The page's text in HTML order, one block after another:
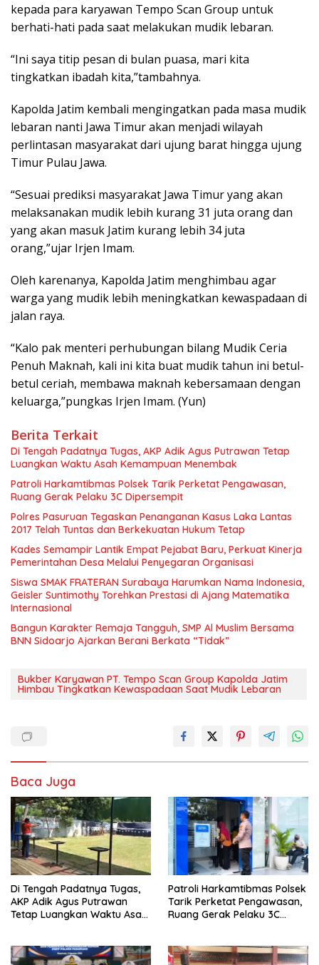
kepada para karyawan Tempo Scan Group untuk
berhati-hati pada saat melakukan mudik lebaran.
“Ini saya titip pesan di bulan puasa, mari kita
tingkatkan ibadah kita,”tambahnya.
Kapolda Jatim kembali mengingatkan pada masa mudik
lebaran nanti Jawa Timur akan menjadi wilayah
perlintasan masyarakat dari ujung barat hingga ujung
Timur Pulau Jawa.
“Sesuai prediksi masyarakat Jawa Timur yang akan
melaksanakan mudik lebih kurang 31 juta orang dan
yang akan masuk Jatim kurang lebih 34 juta
orang,”ujar Irjen Imam.
Oleh karenanya, Kapolda Jatim menghimbau agar
warga yang mudik lebih meningkatkan kewaspadaan di
jalan raya.
“Kalo pak menteri perhubungan bilang Mudik Ceria
Penuh Maknah, kali ini kita buat mudik tahun ini betul-
betul ceriah, membawa maknah kebersamaan dengan
keluarga,”pungkas Irjen Imam. (Yun)
Berita Terkait
Di Tengah Padatnya Tugas, AKP Adik Agus Putrawan Tetap
Luangkan Waktu Asah Kemampuan Menembak
Patroli Harkamtibmas Polsek Tarik Perketat Pengawasan,
Ruang Gerak Pelaku 3C Dipersempit
Polres Pasuruan Tegaskan Penanganan Kasus Laka Lantas
2017 Telah Tuntas dan Berkekuatan Hukum Tetap
Kades Semampir Lantik Empat Pejabat Baru, Perkuat Kinerja
Pemerintahan Desa Melalui Penyegaran Organisasi
Siswa SMAK FRATERAN Surabaya Harumkan Nama Indonesia,
Geisler Suntimothy Torehkan Prestasi di Ajang Matematika
Internasional
Bangun Karakter Remaja Tangguh, SMP Al Muslim Bersama
BNN Sidoarjo Ajarkan Berani Berkata “Tidak”
Bukber Karyawan PT. Tempo Scan Group Kapolda Jatim
Himbau Tingkatkan Kewaspadaan Saat Mudik Lebaran
Baca Juga
Di Tengah Padatnya Tugas,
AKP Adik Agus Putrawan
Tetap Luangkan Waktu Asah
Patroli Harkamtibmas Polsek
Tarik Perketat Pengawasan,
Ruang Gerak Pelaku 3C